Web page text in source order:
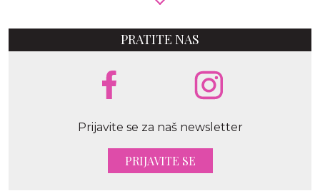
PRATITE NAS
Prijavite se za naš newsletter
PRIJAVITE SE